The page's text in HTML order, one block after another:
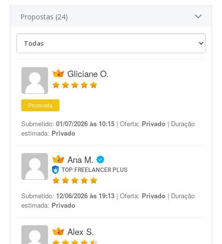
Propostas (24)
Gliciane O.
Promovida
Submetido: 01/07/2026 às 10:15 | Oferta: Privado | Duração
estimada: Privado
Ana M.
TOP FREELANCER PLUS
Submetido: 12/06/2026 às 19:13 | Oferta: Privado | Duração
estimada: Privado
Alex S.